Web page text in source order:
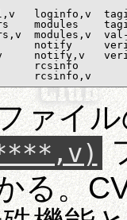
loginfo,v
modules
modules,v
notify
notify,v
rcsinfo
rcsinfo,v
ァイ
る。